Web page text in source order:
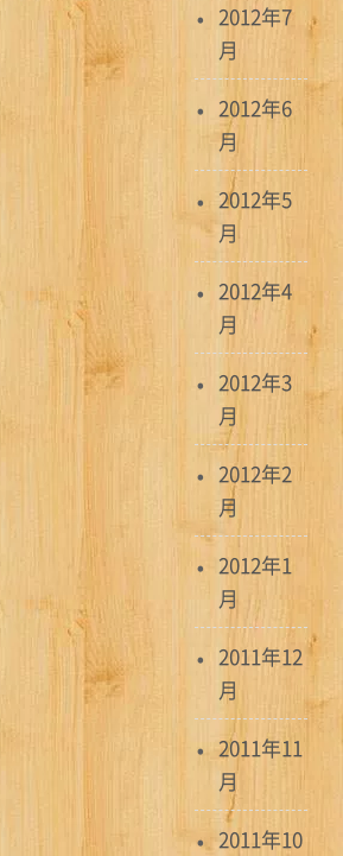
2012年7
月
2012年6
月
2012年5
月
2012年4
月
2012年3
月
2012年2
月
2012年1
月
2011年12
月
2011年11
月
2011年10